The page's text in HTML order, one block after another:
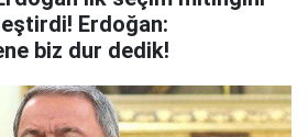
Erdoğan:
biz dur dedik!